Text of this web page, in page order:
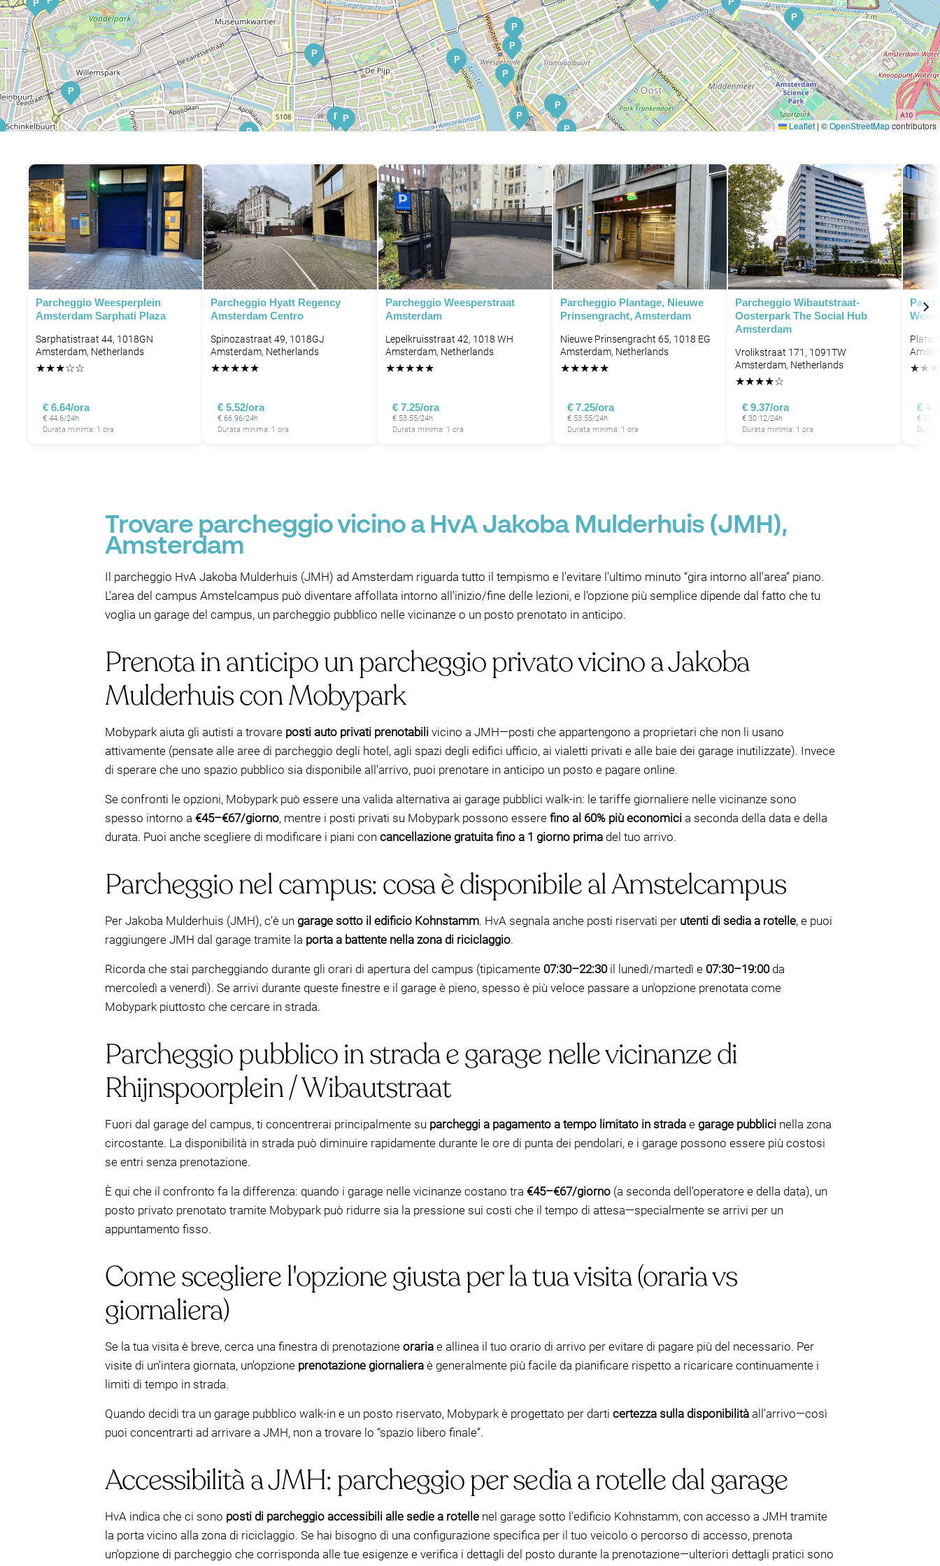
P
P
P
P
P
P
PP
P
P
P
P
P
P
P
P
P
P
P
P
P
P
P
P
P
P
P
P
P
P
P
P
P
P
P
P
Leaflet|©OpenStreetMapcontributors
Parcheggio Weesperplein
Amsterdam Sarphati Plaza
Sarphatistraat 44, 1018GN
Amsterdam, Netherlands
★★★☆☆
€ 6.64/ora
€ 44.6/24h
Durata minima: 1 ora
Parcheggio Hyatt Regency
Amsterdam Centro
Spinozastraat 49, 1018GJ
Amsterdam, Netherlands
★★★★★
€ 5.52/ora
€ 66.96/24h
Durata minima: 1 ora
Parcheggio Weesperstraat
Amsterdam
Lepelkruisstraat 42, 1018 WH
Amsterdam, Netherlands
★★★★★
€ 7.25/ora
€ 53.55/24h
Durata minima: 1 ora
Parcheggio Plantage, Nieuwe
Prinsengracht, Amsterdam
Nieuwe Prinsengracht 65, 1018 EG
Amsterdam, Netherlands
★★★★★
€ 7.25/ora
€ 53.55/24h
Durata minima: 1 ora
Parcheggio Wibautstraat-
Oosterpark The Social Hub
Amsterdam
Vrolikstraat 171, 1091TW
Amsterdam, Netherlands
★★★★☆
€ 9.37/ora
€ 30.12/24h
Durata minima: 1 ora
★★ ★
€
€
Trovare parcheggio vicino a HvA Jakoba Mulderhuis (JMH),
Amsterdam
Il parcheggio HvA Jakoba Mulderhuis (JMH) ad Amsterdam riguarda tutto il tempismo e l'evitare l'ultimo minuto “gira intorno all'area” piano.
L'area del campus Amstelcampus può diventare affollata intorno all'inizio/fine delle lezioni, e l'opzione più semplice dipende dal fatto che tu
voglia un garage del campus, un parcheggio pubblico nelle vicinanze o un posto prenotato in anticipo.
Prenota in anticipo un parcheggio privato vicino a Jakoba
Mulderhuis con Mobypark
Mobypark aiuta gli autisti a trovare posti auto privati prenotabili vicino a JMH—posti che appartengono a proprietari che non li usano
attivamente (pensate alle aree di parcheggio degli hotel, agli spazi degli edifici ufficio, ai vialetti privati e alle baie dei garage inutilizzate). Invece
di sperare che uno spazio pubblico sia disponibile all'arrivo, puoi prenotare in anticipo un posto e pagare online.
Se confronti le opzioni, Mobypark può essere una valida alternativa ai garage pubblici walk-in: le tariffe giornaliere nelle vicinanze sono
spesso intorno a €45–€67/giorno, mentre i posti privati su Mobypark possono essere fino al 60% più economici a seconda della data e della
durata. Puoi anche scegliere di modificare i piani con cancellazione gratuita fino a 1 giorno prima del tuo arrivo.
Parcheggio nel campus: cosa è disponibile al Amstelcampus
Per Jakoba Mulderhuis (JMH), c'è un garage sotto il edificio Kohnstamm. HvA segnala anche posti riservati per utenti di sedia a rotelle, e puoi
raggiungere JMH dal garage tramite la porta a battente nella zona di riciclaggio.
Ricorda che stai parcheggiando durante gli orari di apertura del campus (tipicamente 07:30–22:30il lunedì/martedì e 07:30–19:00da
mercoledì a venerdì). Se arrivi durante queste finestre e il garage è pieno, spesso è più veloce passare a un'opzione prenotata come
Mobypark piuttosto che cercare in strada.
Parcheggio pubblico in strada e garage nelle vicinanze di
Rhijnspoorplein / Wibautstraat
Fuori dal garage del campus, ti concentrerai principalmente su parcheggi a pagamento a tempo limitato in strada e garage pubblici nella zona
circostante. La disponibilità in strada può diminuire rapidamente durante le ore di punta dei pendolari, e i garage possono essere più costosi
se entri senza prenotazione.
È qui che il confronto fa la differenza: quando i garage nelle vicinanze costano tra €45–€67/giorno (a seconda dell'operatore e della data), un
posto privato prenotato tramite Mobypark può ridurre sia la pressione sui costi che il tempo di attesa—specialmente se arrivi per un
appuntamento fisso.
Come scegliere l'opzione giusta per la tua visita (oraria vs
giornaliera)
Se la tua visita è breve, cerca una finestra di prenotazione oraria e allinea il tuo orario di arrivo per evitare di pagare più del necessario. Per
visite di un'intera giornata, un'opzione prenotazione giornaliera è generalmente più facile da pianificare rispetto a ricaricare continuamente i
limiti di tempo in strada.
Quando decidi tra un garage pubblico walk-in e un posto riservato, Mobypark è progettato per darti certezza sulla disponibilità all'arrivo—così
puoi concentrarti ad arrivare a JMH, non a trovare lo “spazio libero finale”.
Accessibilità a JMH: parcheggio per sedia a rotelle dal garage
HvA indica che ci sono posti di parcheggio accessibili alle sedie a rotelle nel garage sotto l'edificio Kohnstamm, con accesso a JMH tramite
la porta vicino alla zona di riciclaggio. Se hai bisogno di una configurazione specifica per il tuo veicolo o percorso di accesso, prenota
un'opzione di parcheggio che corrisponda alle tue esigenze e verifica i dettagli del posto durante la prenotazione—ulteriori dettagli pratici sono